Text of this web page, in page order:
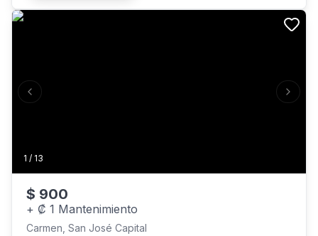
ACCESO SOLAMENTE POR ESCALERAS Rancho de BBQ
1 / 13
Previous slide Next
$ 900
+ ₡ 1 Mantenimiento
Carmen, San José Capital